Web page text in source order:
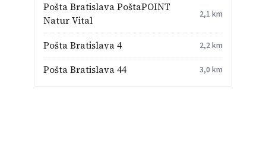
Pošta Bratislava PoštaPOINT
Natur Vital
2,1 km
Pošta Bratislava 4 2,2 km
Pošta Bratislava 44 3,0 km